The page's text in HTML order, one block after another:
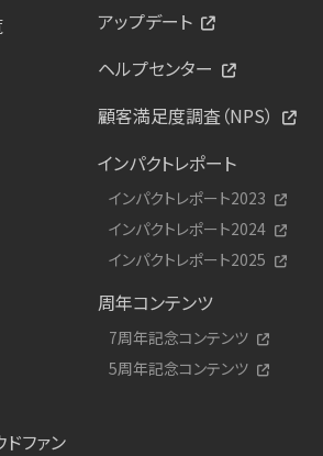
アップデート
ヘルプセンター
顧客満足度調査（NPS）
インパクトレポート
インパクトレポート2023
インパクトレポート2024
インパクトレポート2025
周年コンテンツ
7周年記念コンテンツ
5周年記念コンテンツ
ファン